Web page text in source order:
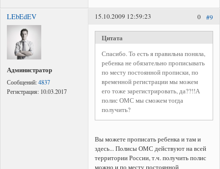
LEbEdEV
Администратор
Сообщений:4837
Регистрация: 10.03.2017
#9
0
15.10.2009 12:59:23
Цитата
Спасибо. То есть я правильна поняла,
ребенка не обязательно прописывать
по месту постоянной прописки, по
временной регистрации мы можем
его тоже зарегистрировать, да??!!А
полис ОМС мы сможем тогда
получить?
Вы можете прописать ребенка и там и
здесь... Полисы ОМС действуют на всей
территории России, т.ч. получить полис
можно и по месту постоянной